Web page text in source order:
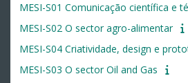
MESI-S01 Comunicação científica e
MESI-S02 O sector agro-alimentar
MESI-S04 Criatividade, design e
MESI-S03 O sector Oil and Gas